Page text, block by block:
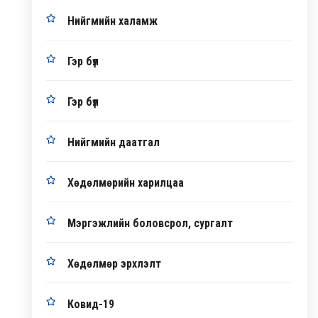
Нийгмийн халамж
Гэр бүл
Гэр бүл
Нийгмийн даатгал
Хөдөлмөрийн харилцаа
Мэргэжлийн боловсрол, сургалт
Хөдөлмөр эрхлэлт
Ковид-19